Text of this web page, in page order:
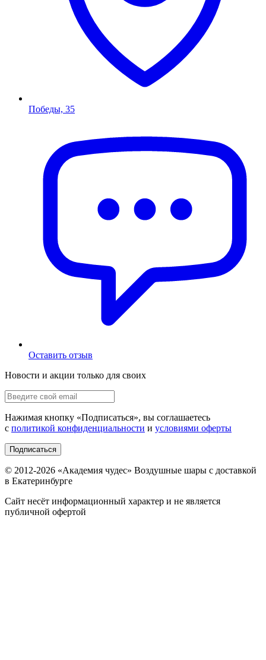
Победы, 35
Оставить отзыв
Новости и акции только для своих
Нажимая кнопку «Подписаться», вы соглашаетесь
с политикой конфиденциальности и условиями оферты
Подписаться
© 2012-2026 «Академия чудес» Воздушные шары с доставкой
в Екатеринбурге
Сайт несёт информационный характер и не является
публичной офертой